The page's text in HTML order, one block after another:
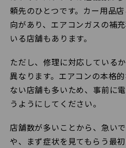
頼先のひとつです。カー用品
向があり、エアコンガスの補
いる店舗もあります。
ただし、修理に対応している
異なります。エアコンの本格
ない店舗も多いため、事前に
うようにしてください。
店舗数が多いことから、急い
や、まず症状を見てもらう最